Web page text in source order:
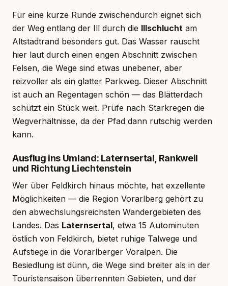
Für eine kurze Runde zwischendurch eignet sich
der Weg entlang der Ill durch die Illschlucht am
Altstadtrand besonders gut. Das Wasser rauscht
hier laut durch einen engen Abschnitt zwischen
Felsen, die Wege sind etwas unebener, aber
reizvoller als ein glatter Parkweg. Dieser Abschnitt
ist auch an Regentagen schön — das Blätterdach
schützt ein Stück weit. Prüfe nach Starkregen die
Wegverhältnisse, da der Pfad dann rutschig werden
kann.
Ausflug ins Umland: Laternsertal, Rankweil
und Richtung Liechtenstein
Wer über Feldkirch hinaus möchte, hat exzellente
Möglichkeiten — die Region Vorarlberg gehört zu
den abwechslungsreichsten Wandergebieten des
Landes. Das Laternsertal, etwa 15 Autominuten
östlich von Feldkirch, bietet ruhige Talwege und
Aufstiege in die Vorarlberger Voralpen. Die
Besiedlung ist dünn, die Wege sind breiter als in der
Touristensaison überrennten Gebieten, und der